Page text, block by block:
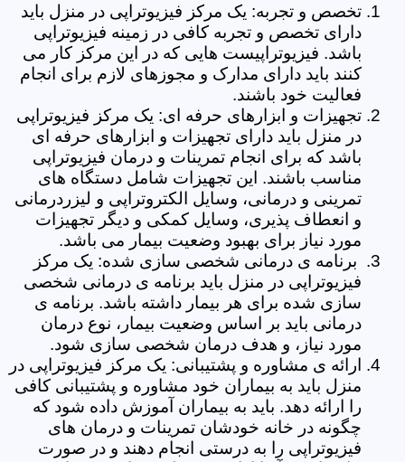
تخصص و تجربه: یک مرکز فیزیوتراپی در منزل باید
دارای تخصص و تجربه کافی در زمینه فیزیوتراپی
باشد. فیزیوتراپیست هایی که در این مرکز کار می
کنند باید دارای مدارک و مجوزهای لازم برای انجام
فعالیت خود باشند.
تجهیزات و ابزارهای حرفه ای: یک مرکز فیزیوتراپی
در منزل باید دارای تجهیزات و ابزارهای حرفه ای
باشد که برای انجام تمرینات و درمان فیزیوتراپی
مناسب باشند. این تجهیزات شامل دستگاه های
تمرینی و درمانی، وسایل الکتروتراپی و لیزردرمانی
و انعطاف پذیری، وسایل کمکی و دیگر تجهیزات
مورد نیاز برای بهبود وضعیت بیمار می باشد.
برنامه ی درمانی شخصی سازی شده: یک مرکز
فیزیوتراپی در منزل باید برنامه ی درمانی شخصی
سازی شده برای هر بیمار داشته باشد. برنامه ی
درمانی باید بر اساس وضعیت بیمار، نوع درمان
مورد نیاز، و هدف درمان شخصی سازی شود.
ارائه ی مشاوره و پشتیبانی: یک مرکز فیزیوتراپی در
منزل باید به بیماران خود مشاوره و پشتیبانی کافی
را ارائه دهد. باید به بیماران آموزش داده شود که
چگونه در خانه خودشان تمرینات و درمان های
فیزیوتراپی را به درستی انجام دهند و در صورت